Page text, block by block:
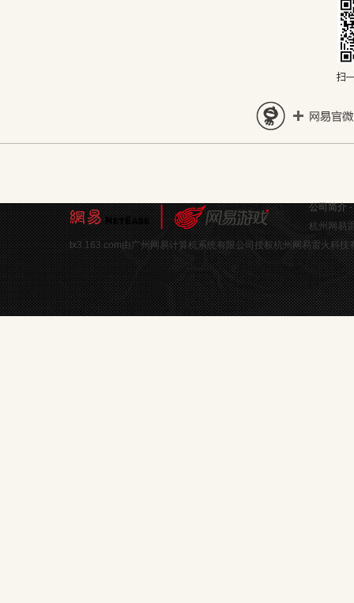
公司简介-
杭州网易
tx3.163.com由广州网易计算机系统有限公司授权杭州网易雷火科技